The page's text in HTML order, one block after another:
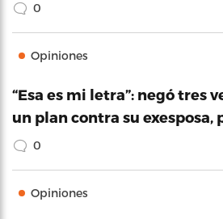
0
Opiniones
“Esa es mi letra”: negó tres
un plan contra su exesposa,
0
Opiniones